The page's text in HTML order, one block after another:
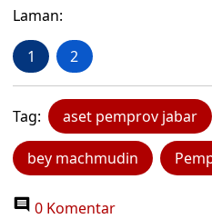
Laman:
1 2
Tag: aset pemprov jabar
bey machmudin
0 Komentar